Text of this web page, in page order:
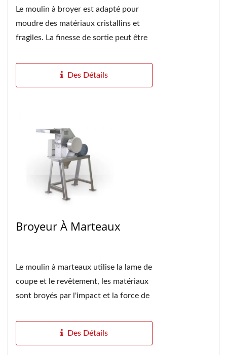
Le moulin à broyer est adapté pour
moudre des matériaux cristallins et
fragiles. La finesse de sortie peut être
l'écran...
Des Détails
Broyeur À Marteaux
Le moulin à marteaux utilise la lame de
coupe et le revêtement, les matériaux
sont broyés par l'impact et la force de
Des Détails